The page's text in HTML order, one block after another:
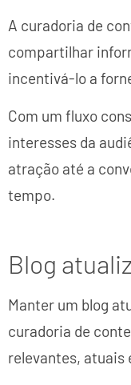
A curadoria de
compartilhar
incentivá-lo a
Com um fluxo
interesses da
atração até a
tempo.
Blog
Manter um blog
curadoria de
relevantes, atuais